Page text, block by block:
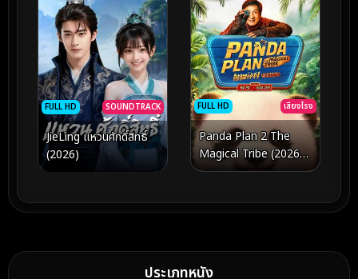
FULL HD SOUNDTRACK
JieLing แหวนศักดิ์สิทธิ์
(2026)
FULL HD เสียงโรง
Panda Plan 2 The
Magical Tribe (2026)
แพนด้าเด้งยกกำลังฟัด
ประเภทหนัง